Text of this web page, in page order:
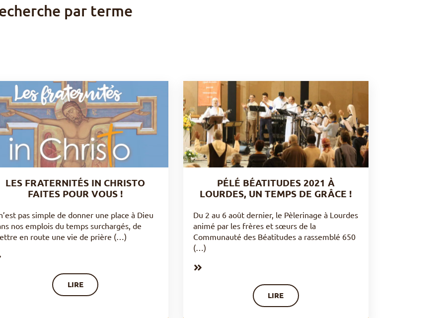
par terme
LES FRATERNITÉS IN CHRISTO
FAITES POUR VOUS !
pas simple de donner une place à Dieu
nos emplois du temps surchargés, de
en route une vie de prière (…)
LIRE
PÉLÉ BÉATITUDES 2021 À
LOURDES, UN TEMPS DE GRÂCE !
Du 2 au 6 août dernier, le Pèlerinage à Lourdes
animé par les frères et sœurs de la
Communauté des Béatitudes a rassemblé 650
(…)
LIRE